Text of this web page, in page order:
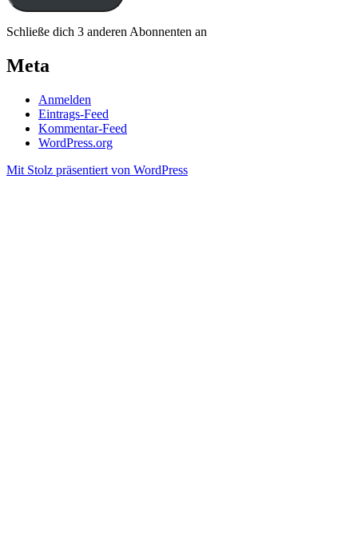
Schließe dich 3 anderen Abonnenten an
Meta
Anmelden
Eintrags-Feed
Kommentar-Feed
WordPress.org
Mit Stolz präsentiert von WordPress